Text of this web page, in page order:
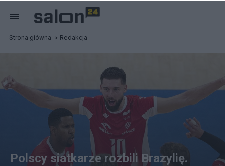
Strona główna Redakcja
Polscy siatkarze rozbili Brazylię.